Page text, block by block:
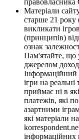
Матеріали
старше 21 року
викликати
(принципів)
ознак
Пам'ятайте, що
джерелом
Інформаційний
ігри на реальні
приймає ні в
платежів, які
азартними
які матеріали
інформаційних